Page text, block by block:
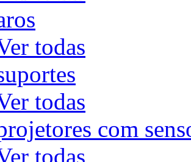
todas
todas
com
todas